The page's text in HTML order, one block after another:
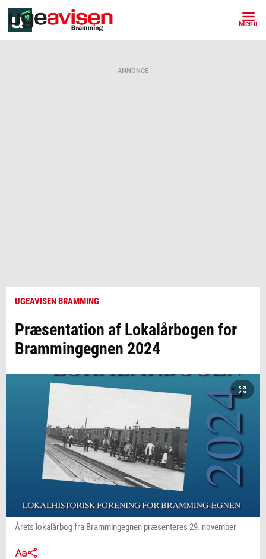
Menu
ANNONCE
UGEAVISEN BRAMMING
Præsentation af Lokalårbogen for
Brammingegnen 2024
Årets lokalårbog fra Brammingegnen præsenteres 29. november